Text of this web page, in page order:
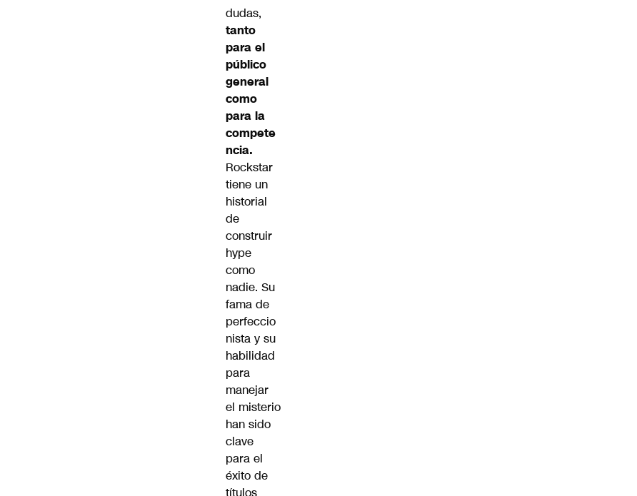
dudas,
tanto
para el
público
general
como
para la
compete
ncia.
Rockstar
tiene un
historial
de
construir
hype
como
nadie. Su
fama de
perfeccio
nista y su
habilidad
para
manejar
el misterio
han sido
clave
para el
éxito de